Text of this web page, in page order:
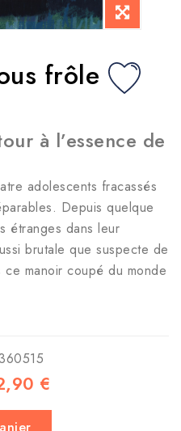
frôle
à l’essence de
adolescents fracassés
Depuis quelque
étranges dans leur
brutale que suspecte de
manoir coupé du monde
€